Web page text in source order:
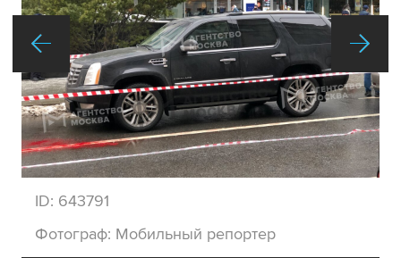
ID: 643791
Фотограф: Мобильный репортер